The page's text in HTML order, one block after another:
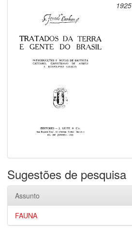
1925
Sugestões de pesquisa
Assunto
FAUNA